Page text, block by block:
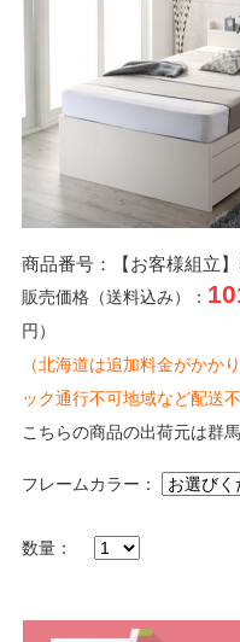
商品番号：【お客様組立
販売価格（送料込み）：
円）
（北海道は追加料金がかか
ック通行不可地域など配送
こちらの商品の出荷元は群馬
フレームカラー：
数量：